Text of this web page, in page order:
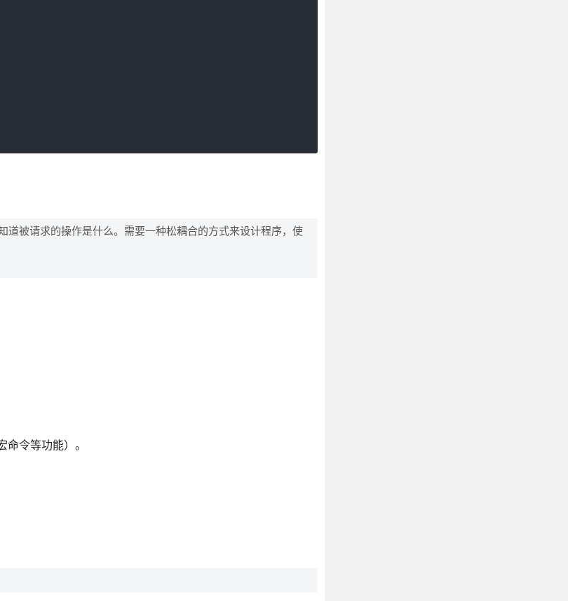
被请求的操作是什么。需要一种松耦合的方式来设计程序，使
令等功能）。